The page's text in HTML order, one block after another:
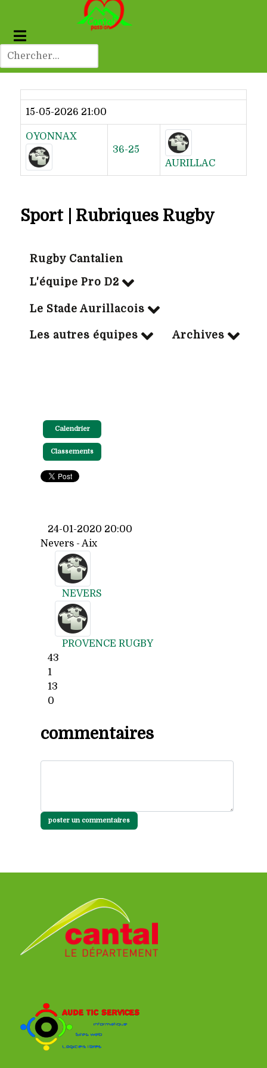
Dernier résultat
15-05-2026 21:00
OYONNAX
36-25
AURILLAC
Sport | Rubriques Rugby
Rugby Cantalien
L'équipe Pro D2
Le Stade Aurillacois
Les autres équipes Archives
Calendrier
Classements
24-01-2020 20:00
Nevers - Aix
NEVERS
PROVENCE RUGBY
43
1
13
0
commentaires
poster un commentaires